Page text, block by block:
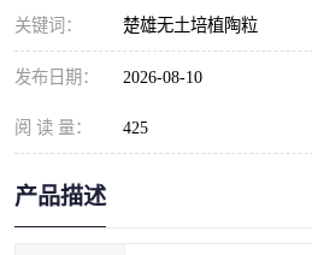
关键词： 楚雄无土培植陶粒
发布日期： 2026-08-10
阅 读 量： 425
产品描述